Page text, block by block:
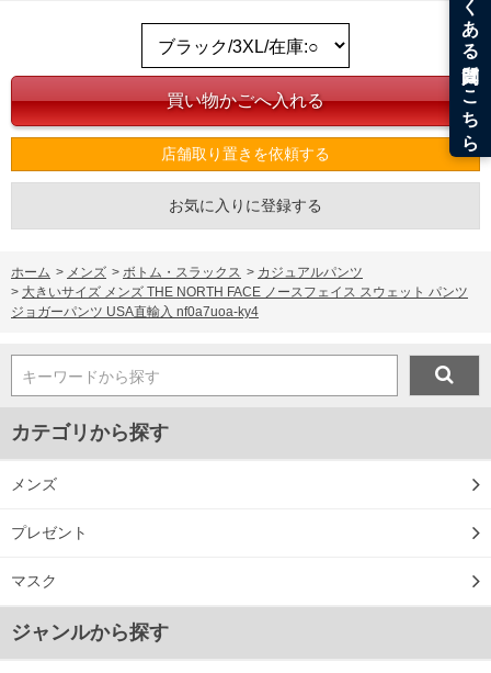
裾上げ料金は500円+税となります。
備考欄に股下●cmとご記入下さい。（裾上げ無料対象商品は1本につき税込6,000円以
出荷まで約1週間～20日間程お時間を頂く場合がございます。
尚、裾上げした商品は返品・交換不可となりますので、予めご了承下さい。
一部、お直しに対応出来ない商品がございます。(例：裾にファスナーや調節ひもが付
いている、極端なデザインが施されている等)
※商品によって若干のサイズの誤差がございます。また、お客様がご使用の環境（コ
※当店での掲載商品は、実店鋪と在庫を共用しておりますので店頭での売り違い、店
舗からのお取り寄せ等により、お客様にご迷惑をお掛けしてしまう場合がございま
連絡させて頂きますので予めご了承ください。
ITEM INTRODUCTION
店舗取り置きを依頼する
お気に入りに登録する
ホーム > メンズ > ボトム・スラックス > カジュアルパンツ
> 大きいサイズ メンズ THE NORTH FACE ノースフェイス スウェット パンツ
ジョガーパンツ USA直輸入 nf0a7uoa-ky4
キーワードから探す
カテゴリから探す
メンズ
プレゼント
マスク
ジャンルから探す